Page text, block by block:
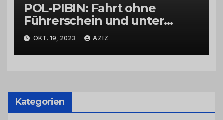
POL-PIBIN: Fahrt ohne
Führerschein und unter
Einfluss von Drogen
OKT. 19, 2023 AZIZ
Kategorien